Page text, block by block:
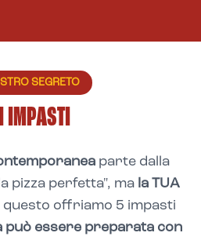
SEGRETO
IMPASTI
parte dalla
pizza perfetta", ma la TUA
questo offriamo 5 impasti
può essere preparata con